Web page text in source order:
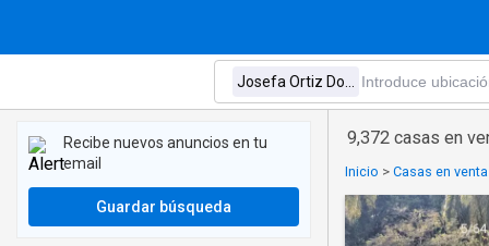
9,372 casas en
Inicio > Casas en
Recibe nuevos anuncios en tu
email
Guardar búsqueda